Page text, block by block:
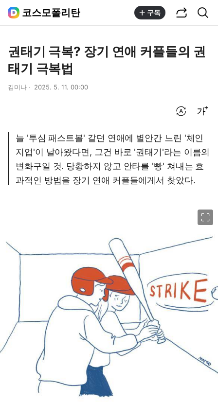
코스모폴리탄 구독
권태기 극복? 장기 연애 커플들의 권
태기 극복법
김미나 2025. 5. 11. 00:00
늘 '투심 패스트볼' 같던 연애에 별안간 느린 '체인
지업'이 날아왔다면, 그건 바로 '권태기'라는 이름의
변화구일 것. 당황하지 않고 안타를 '빵' 쳐내는 효
과적인 방법을 장기 연애 커플들에게서 찾았다.